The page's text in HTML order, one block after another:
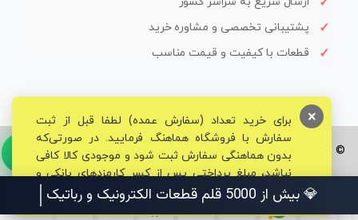
پشتیبانی تخصصی و مشاوره خرید
قطعات با کیفیت و قیمت مناسب
© تمامی حقوق برای فروشگاه تخصصی قم الکترونیک محفوظ می‌باشد.
برای خرید تعداد (سفارش عمده) لطفا قبل از ثبت
سفارش با فروشگاه هماهنگ فرمایید. در صورتی‌که
بدون هماهنگی سفارش ثبت شود و موجودی کالا کافی
نباشد، مبلغ پرداختی پس از کسر کارمزدهای بانکی و
مالیاتی به حساب شما بازگشت داده خواهد شد.
×
💎 بیش از 5000 قلم قطعات الکتر